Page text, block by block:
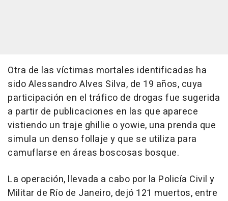
Otra de las víctimas mortales identificadas ha
sido Alessandro Alves Silva, de 19 años, cuya
participación en el tráfico de drogas fue sugerida
a partir de publicaciones en las que aparece
vistiendo un traje ghillie o yowie, una prenda que
simula un denso follaje y que se utiliza para
camuflarse en áreas boscosas bosque.
La operación, llevada a cabo por la Policía Civil y
Militar de Río de Janeiro, dejó 121 muertos, entre